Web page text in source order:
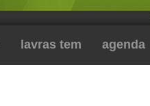
lavras tem agenda